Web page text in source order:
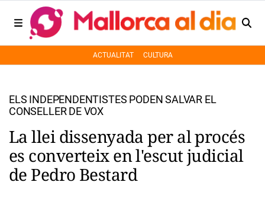
ACTUALITAT CULTURA
ELS INDEPENDENTISTES PODEN SALVAR EL
CONSELLER DE VOX
La llei dissenyada per al procés
es converteix en l'escut judicial
de Pedro Bestard